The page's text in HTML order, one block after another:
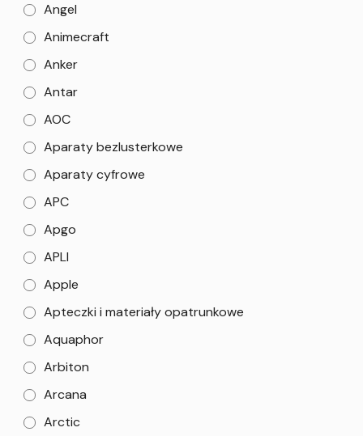
Angel
Animecraft
Anker
Antar
AOC
Aparaty bezlusterkowe
Aparaty cyfrowe
APC
Apgo
APLI
Apple
Apteczki i materiały opatrunkowe
Aquaphor
Arbiton
Arcana
Arctic